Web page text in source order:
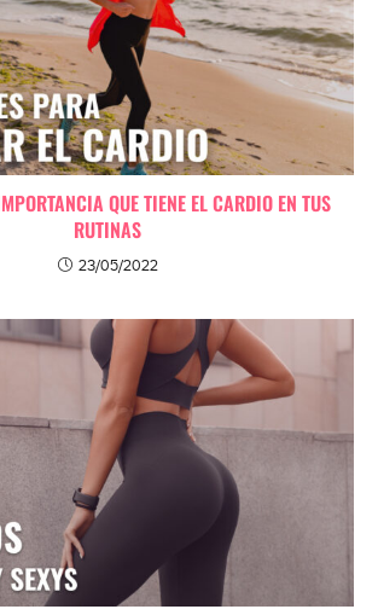
QUE TIENE EL CARDIO EN TUS
RUTINAS
23/05/2022